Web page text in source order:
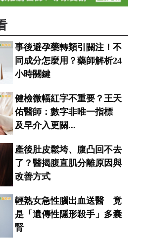
事後避孕藥轉類引關注！不
同成分怎麼用？藥師解析24
小時關鍵
健檢微幅紅字不重要？王天
佑醫師：數字非唯一指標
及早介入更關...
產後肚皮鬆垮、腹凸回不去
了？醫揭腹直肌分離原因與
改善方式
輕熟女急性腦出血送醫 竟
是「遺傳性隱形殺手」多囊
腎